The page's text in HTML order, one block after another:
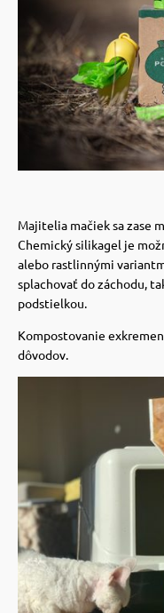
so psom
poukazy
Majitelia mačiek sa zase
Chemický silikagel je
alebo rastlinnými
splachovať do záchodu,
podstielkou.
Kompostovanie
dôvodov.